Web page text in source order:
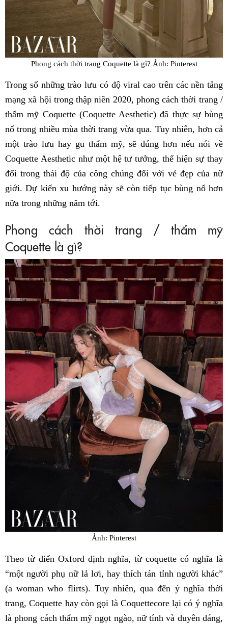
Phong cách thời trang Coquette là gì? Ảnh: Pinterest
Trong số những trào lưu có độ viral cao trên các nền tảng
mạng xã hội trong thập niên 2020, phong cách thời trang /
thẩm mỹ Coquette (Coquette Aesthetic) đã thực sự bùng
nổ trong nhiều mùa thời trang vừa qua. Tuy nhiên, hơn cả
một trào lưu hay gu thẩm mỹ, sẽ đúng hơn nếu nói về
Coquette Aesthetic như một hệ tư tưởng, thể hiện sự thay
đổi trong thái độ của công chúng đối với vẻ đẹp của nữ
giới. Dự kiến xu hướng này sẽ còn tiếp tục bùng nổ hơn
nữa trong những năm tới.
Phong cách thời trang / thẩm mỹ
Coquette là gì?
Ảnh: Pinterest
Theo từ điển Oxford định nghĩa, từ coquette có nghĩa là
“một người phụ nữ lả lơi, hay thích tán tỉnh người khác”
(a woman who flirts). Tuy nhiên, qua đến ý nghĩa thời
trang, Coquette hay còn gọi là Coquettecore lại có ý nghĩa
là phong cách thẩm mỹ ngọt ngào, nữ tính và duyên dáng,